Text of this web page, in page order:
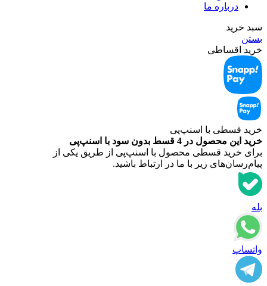
درباره ما
سبد خرید
بستن
خرید اقساطی
خرید قسطی با اسنپ‌‌پی
خرید این محصول در 4 قسط بدون سود با اسنپ‌‌پی
برای خرید قسطی محصول با اسنپ‌‌پی از طریق یکی از
پیام‌رسان‌های زیر با ما در ارتباط باشید.
بله
واتساپ